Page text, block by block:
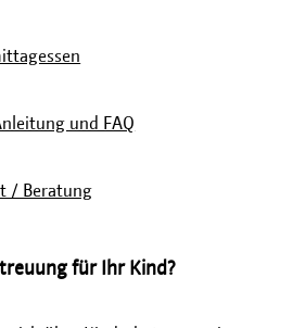
und FAQ
/ Beratung
für Ihr Kind?